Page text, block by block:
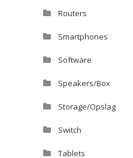
Routers
Smartphones
Software
Speakers/Box
Storage/Opslag
Switch
Tablets